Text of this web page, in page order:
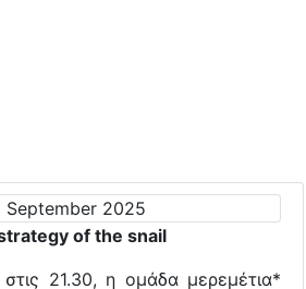
September 2025
of the snail
21.30, η ομάδα μερεμέτια*